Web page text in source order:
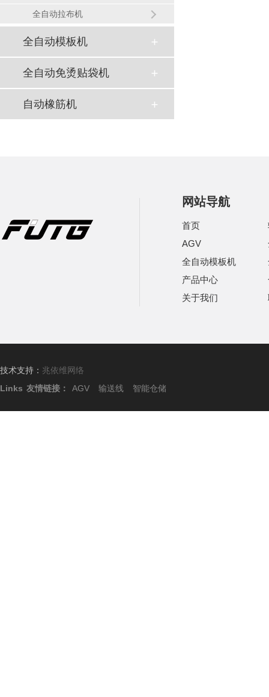
全自动拉布机
全自动模板机
全自动免烫贴袋机
自动橡筋机
网站导航
首页
AGV
全自动模板机
产品中心
关于我们
技术支持： 兆依维网络
Links 友情链接： AGV 输送线 智能仓储